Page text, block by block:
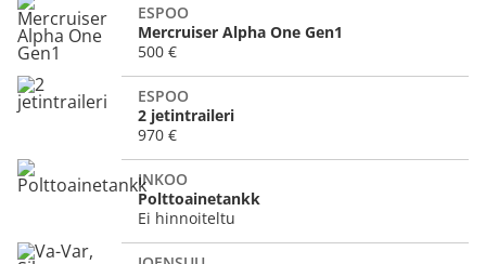
ESPOO
Mercruiser Alpha One Gen1
500 €
ESPOO
2 jetintraileri
970 €
INKOO
Polttoainetankk
Ei hinnoiteltu